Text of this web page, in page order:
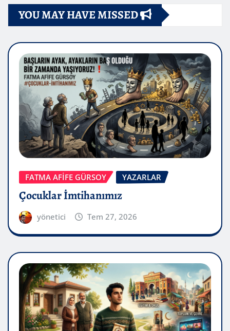
YOU MAY HAVE MISSED
FATMA AFİFE GÜRSOY YAZARLAR
Çocuklar İmtihanımız
yönetici Tem 27, 2026